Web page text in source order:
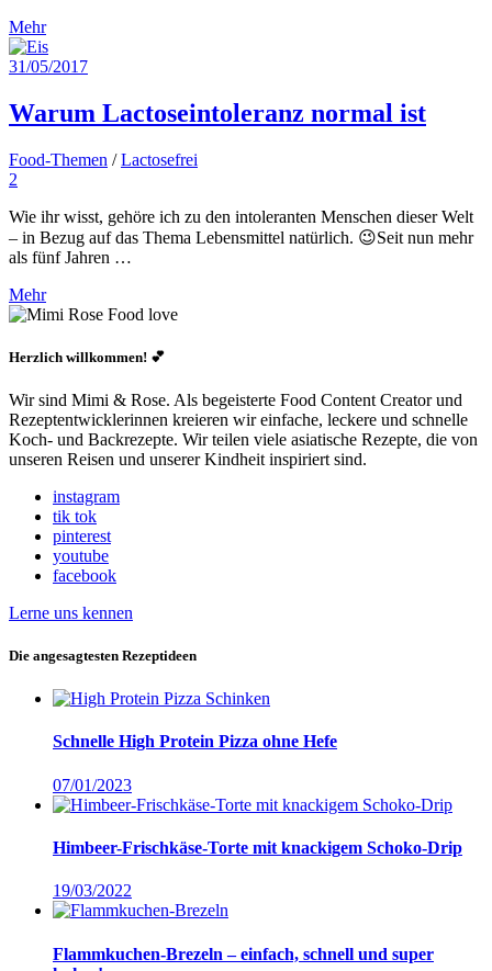
Mehr
31/05/2017
Warum Lactoseintoleranz normal ist
Food-Themen /Lactosefrei
2
Wie ihr wisst, gehöre ich zu den intoleranten Menschen dieser Welt
– in Bezug auf das Thema Lebensmittel natürlich. 😉Seit nun mehr
als fünf Jahren …
Mehr
Herzlich willkommen! 💕
Wir sind Mimi & Rose. Als begeisterte Food Content Creator und
Rezeptentwicklerinnen kreieren wir einfache, leckere und schnelle
Koch- und Backrezepte. Wir teilen viele asiatische Rezepte, die von
unseren Reisen und unserer Kindheit inspiriert sind.
instagram
tik tok
pinterest
youtube
facebook
Lerne uns kennen
Die angesagtesten Rezeptideen
Schnelle High Protein Pizza ohne Hefe
07/01/2023
Himbeer-Frischkäse-Torte mit knackigem Schoko-Drip
19/03/2022
Flammkuchen-Brezeln – einfach, schnell und super